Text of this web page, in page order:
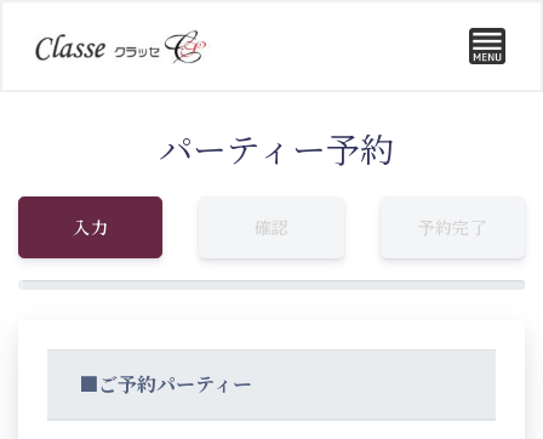
パーティー予約
入力 確認 予約完了
■ご予約パーティー